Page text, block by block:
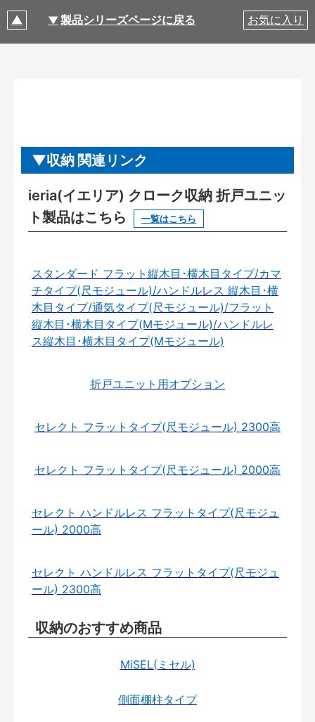
製品シリーズページに戻る お気に入り
収納 関連リンク
ieria(イエリア) クローク収納 折戸ユニッ
ト製品はこちら
一覧はこちら
スタンダード フラット縦木目･横木目タイプ/カマ
チタイプ(尺モジュール)/ハンドルレス 縦木目･横
木目タイプ/通気タイプ(尺モジュール)/フラット
縦木目･横木目タイプ(Mモジュール)/ハンドルレ
ス縦木目･横木目タイプ(Mモジュール)
折戸ユニット用オプション
セレクト フラットタイプ(尺モジュール) 2300高
セレクト フラットタイプ(尺モジュール) 2000高
セレクト ハンドルレス フラットタイプ(尺モジュ
ール) 2000高
セレクト ハンドルレス フラットタイプ(尺モジュ
ール) 2300高
収納のおすすめ商品
MiSEL(ミセル)
側面棚柱タイプ